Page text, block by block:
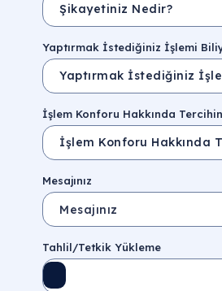
Yaptırmak İstediğiniz İşlemi
İşlem Konforu Hakkında
Mesajınız
Tahlil/Tetkik Yükleme